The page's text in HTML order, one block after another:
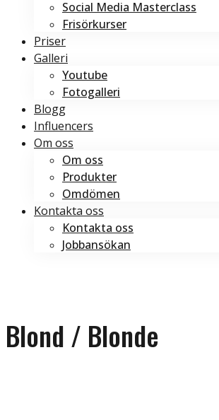
Social Media Masterclass
Frisörkurser
Priser
Galleri
Youtube
Fotogalleri
Blogg
Influencers
Om oss
Om oss
Produkter
Omdömen
Kontakta oss
Kontakta oss
Jobbansökan
Blond / Blonde